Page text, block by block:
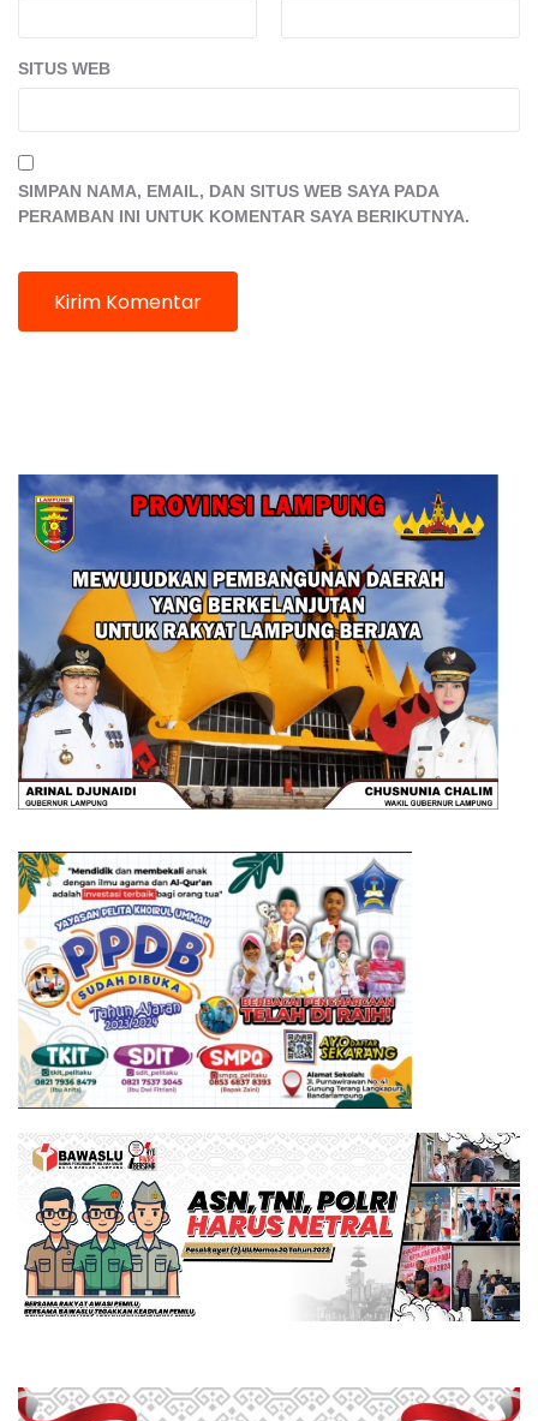
SITUS WEB
SIMPAN NAMA, EMAIL, DAN SITUS WEB SAYA PADA
PERAMBAN INI UNTUK KOMENTAR SAYA BERIKUTNYA.